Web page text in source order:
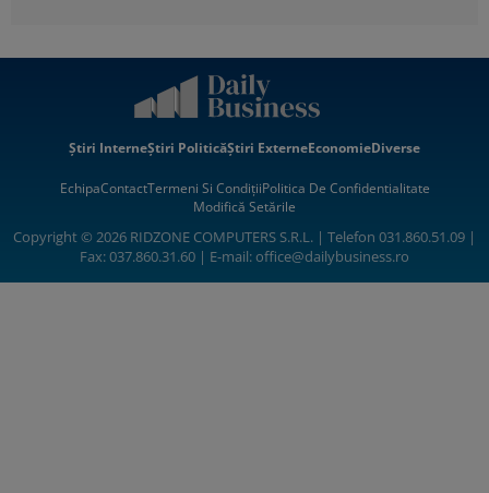
Știri InterneȘtiri PoliticăȘtiri ExterneEconomieDiverse
EchipaContactTermeni Si CondițiiPolitica De Confidentialitate
Modifică Setările
Copyright © 2026 RIDZONE COMPUTERS S.R.L. | Telefon 031.860.51.09 |
Fax: 037.860.31.60 | E-mail:office@dailybusiness.ro